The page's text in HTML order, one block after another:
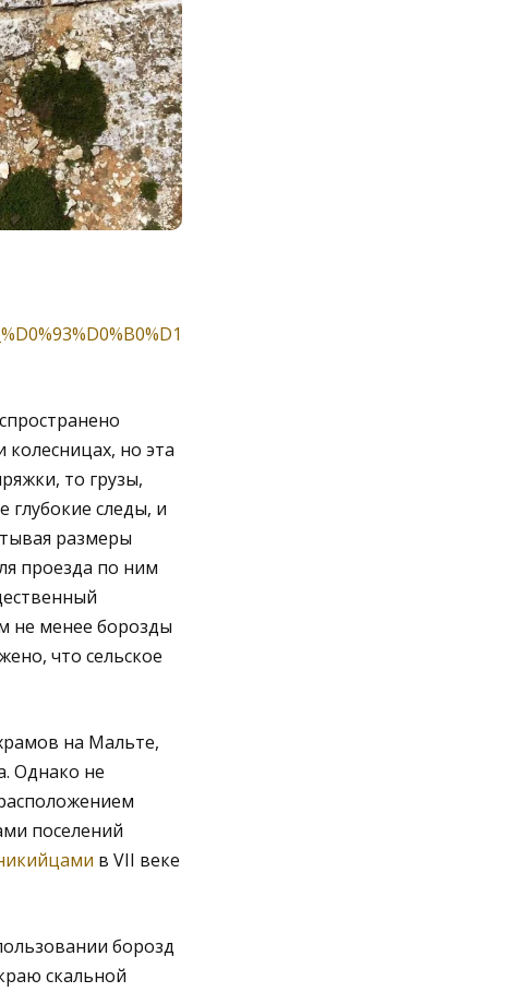
колесницах, но эта
то грузы,
следы, и
размеры
проезда по ним
не менее борозды
что сельское
на Мальте,
Однако не
поселений
в VII веке
борозд
скальной